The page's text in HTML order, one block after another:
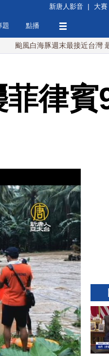
新唐人影音 | 大賽
題 點播
白海豚週末最接近台灣 最快9日可
律賓